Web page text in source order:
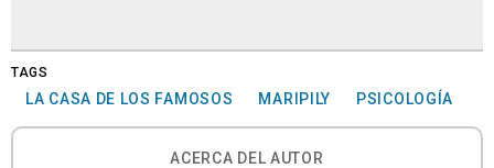
TAGS
LA CASA DE LOS FAMOSOS MARIPILY PSICOLOGÍA
ACERCA DEL AUTOR